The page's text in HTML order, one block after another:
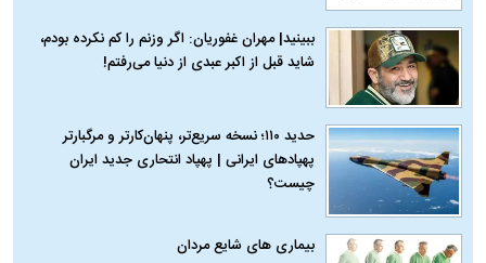
ببینید| مهران غفوریان: اگر وزنم را کم نکرده بودم،
شاید قبل از اکبر عبدی از دنیا می‌رفتم!
حدید ۱۱۰؛ نسخه سریع‌تر، پنهان‌کارتر و مرگبارتر
پهپادهای ایرانی | پهپاد انتحاری جدید ایران
چیست؟
بیماری‌ های شایع مردان